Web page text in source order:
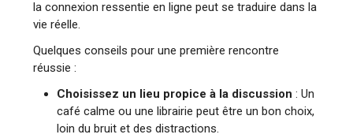
la connexion ressentie en ligne peut se traduire dans la
vie réelle.
Quelques conseils pour une première rencontre
réussie :
Choisissez un lieu propice à la discussion : Un
café calme ou une librairie peut être un bon choix,
loin du bruit et des distractions.